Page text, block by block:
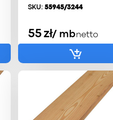
SKU: 55945/3244
55zł/ mbnetto